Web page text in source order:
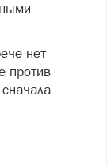
нет
против